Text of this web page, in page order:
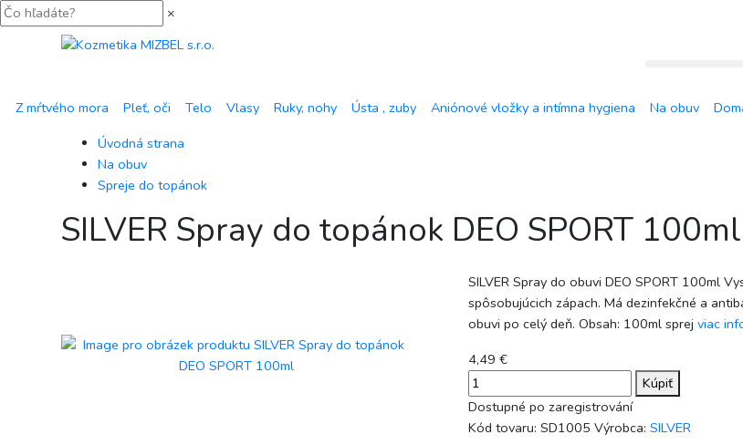
×
Z mŕtvého mora Pleť, oči Telo Vlasy Ruky, nohy Ústa , zuby Aniónové vložky a intímna hygiena Na obuv
Úvodná strana
Na obuv
Spreje do topánok
SILVER Spray do topánok DEO SPORT 100ml
SILVER Spray do obuvi DEO SPORT 100ml
spôsobujúcich zápach. Má dezinfekčné a
obuvi po celý deň. Obsah: 100ml sprejviac
4,49 €
Kúpiť
Dostupné po zaregistrování
Kód tovaru: SD1005 Výrobca: SILVER